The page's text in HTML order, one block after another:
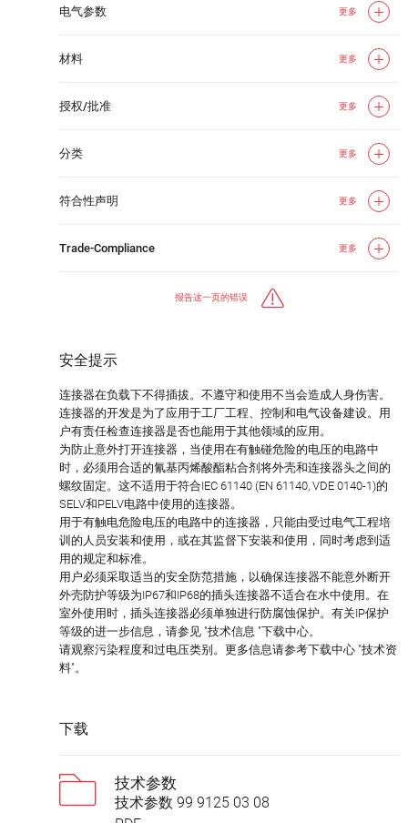
电气参数 更多
材料 更多
授权/批准 更多
分类 更多
符合性声明 更多
Trade-Compliance 更多
报告这一页的错误
安全提示
连接器在负载下不得插拔。不遵守和使用不当会造成人身伤害。
连接器的开发是为了应用于工厂工程、控制和电气设备建设。用
户有责任检查连接器是否也能用于其他领域的应用。
为防止意外打开连接器，当使用在有触碰危险的电压的电路中
时，必须用合适的氰基丙烯酸酯粘合剂将外壳和连接器头之间的
螺纹固定。这不适用于符合IEC 61140 (EN 61140, VDE 0140-1)的
SELV和PELV电路中使用的连接器。
用于有触电危险电压的电路中的连接器，只能由受过电气工程培
训的人员安装和使用，或在其监督下安装和使用，同时考虑到适
用的规定和标准。
用户必须采取适当的安全防范措施，以确保连接器不能意外断开
外壳防护等级为IP67和IP68的插头连接器不适合在水中使用。在
室外使用时，插头连接器必须单独进行防腐蚀保护。有关IP保护
等级的进一步信息，请参见 "技术信息 "下载中心。
请观察污染程度和过电压类别。更多信息请参考下载中心 "技术资
料"。
下载
技术参数
技术参数 99 9125 03 08